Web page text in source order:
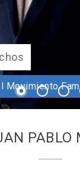
PABLO